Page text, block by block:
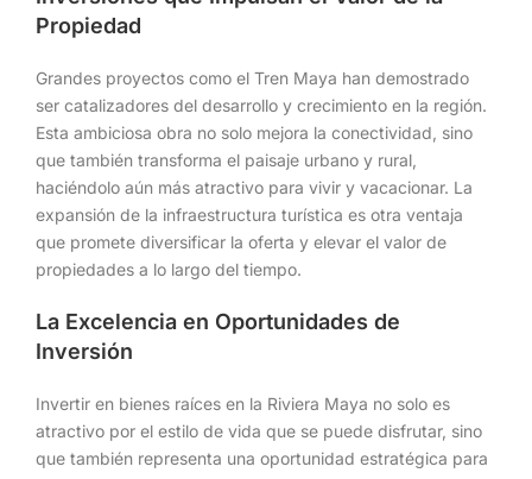
Propiedad
Grandes proyectos como el Tren Maya han demostrado
ser catalizadores del desarrollo y crecimiento en la región.
Esta ambiciosa obra no solo mejora la conectividad, sino
que también transforma el paisaje urbano y rural,
haciéndolo aún más atractivo para vivir y vacacionar. La
expansión de la infraestructura turística es otra ventaja
que promete diversificar la oferta y elevar el valor de
propiedades a lo largo del tiempo.
La Excelencia en Oportunidades de
Inversión
Invertir en bienes raíces en la Riviera Maya no solo es
atractivo por el estilo de vida que se puede disfrutar, sino
que también representa una oportunidad estratégica para